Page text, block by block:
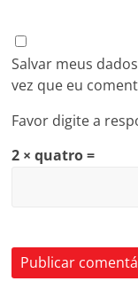
Salvar meus
vez que eu
Favor digite a
2 × quatro =